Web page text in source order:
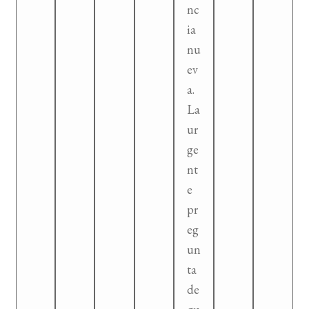
nc
ia
nu
ev
a.
La
ur
ge
nt
e
pr
eg
un
ta
de